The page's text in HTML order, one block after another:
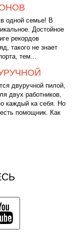
одной семье! В
Достойное
рекордов
такого не знает
тем...
двуручной пилой,
двух работников,
каждый ка себя. Но
помощник. Как